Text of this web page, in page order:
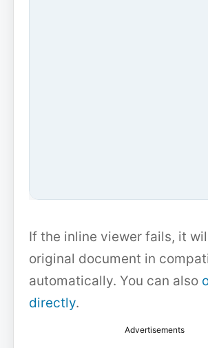
If the inline viewer fails, it
original document in
automatically. You can also
directly.
Advertisements